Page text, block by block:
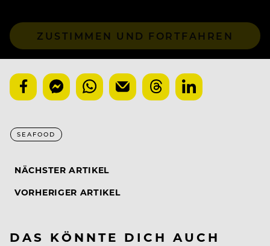
ZUSTIMMEN UND FORTFAHREN
SEAFOOD
NÄCHSTER ARTIKEL
VORHERIGER ARTIKEL
DAS KÖNNTE DICH AUCH